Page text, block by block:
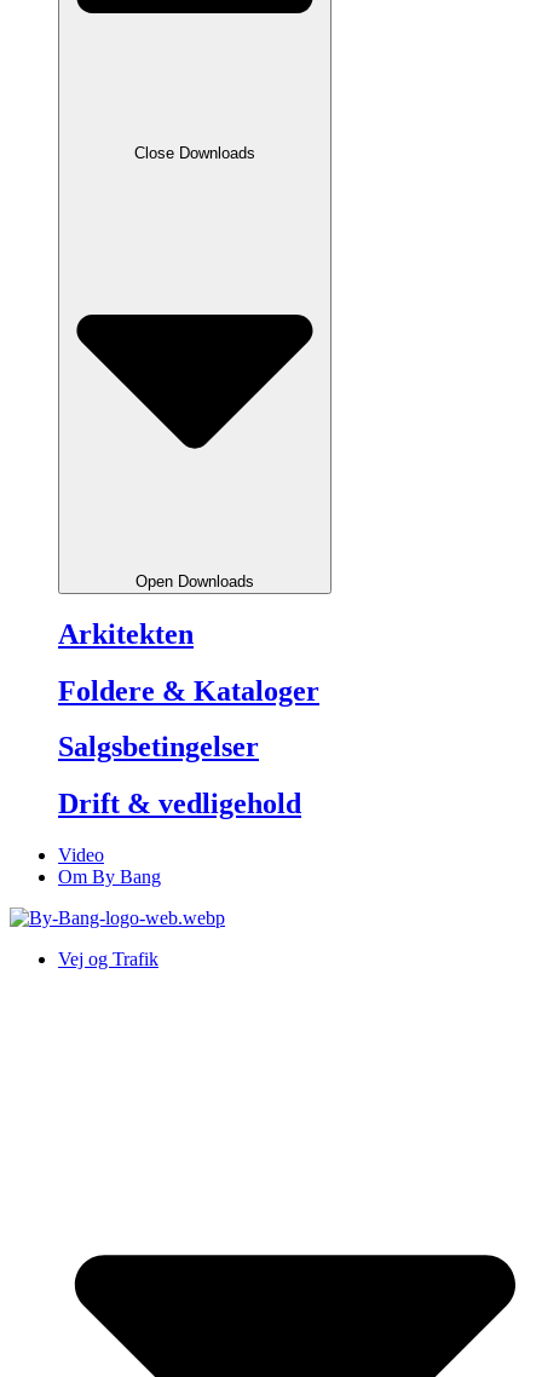
Close Downloads
Open Downloads
Arkitekten
Foldere & Kataloger
Salgsbetingelser
Drift & vedligehold
Video
Om By Bang
Vej og Trafik